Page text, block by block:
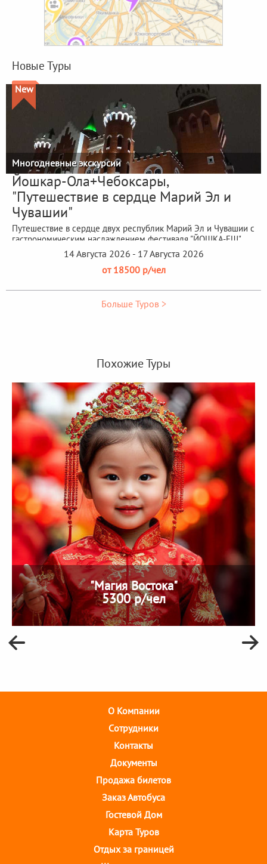
Новые Туры
New
Многодневные экскурсии
Йошкар-Ола+Чебоксары,
"Путешествие в сердце Марий Эл и
Чувашии"
Путешествие в сердце двух республик Марий Эл и Чувашии с
гастрономическим наслаждением фестиваля "ЙОШКА-ЕШ"
14 Августа 2026 - 17 Августа 2026
от 18500 р/чел
Больше Туров >
Похожие Туры
"Магия Востока"
5300 р/чел
О Компании
Cотрудники
Контакты
Документы
Продажа билетов
Заказ Автобуса
Гостевой Дом
Карта Туров
Отдых за границей